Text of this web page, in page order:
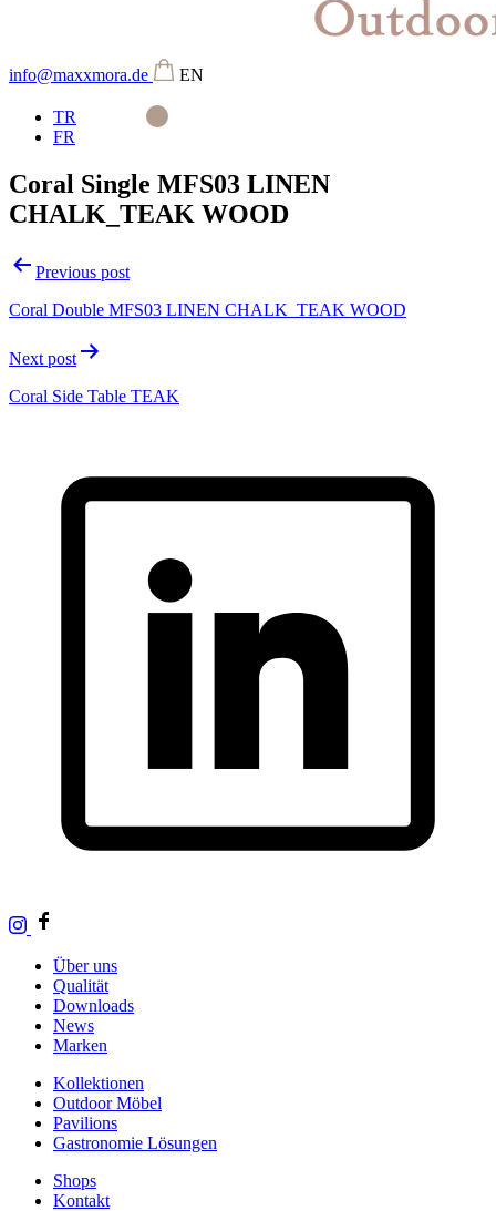
info@maxxmora.de EN
TR
FR
Coral Single MFS03 LINEN
CHALK_TEAK WOOD
Beitragsnavigation
Previous post
Coral Double MFS03 LINEN CHALK_TEAK WOOD
Next post
Coral Side Table TEAK
Über uns
Qualität
Downloads
News
Marken
Kollektionen
Outdoor Möbel
Pavilions
Gastronomie Lösungen
Shops
Kontakt